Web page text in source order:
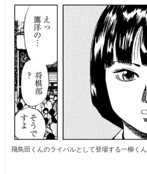
飛鳥田くんのライバルとして登場する一柳くん